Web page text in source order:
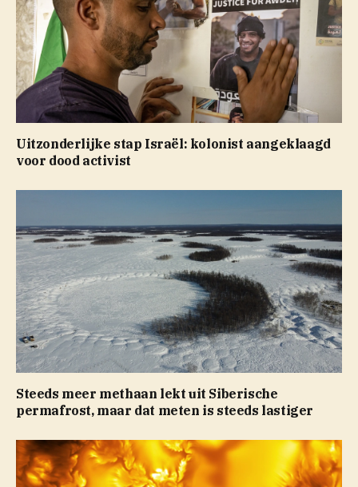
Uitzonderlijke stap Israël: kolonist aangeklaagd
voor dood activist
Steeds meer methaan lekt uit Siberische
permafrost, maar dat meten is steeds lastiger